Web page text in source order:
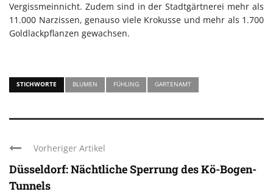
Vergissmeinnicht. Zudem sind in der Stadtgärtnerei mehr als
11.000 Narzissen, genauso viele Krokusse und mehr als 1.700
Goldlackpflanzen gewachsen.
STICHWORTE BLUMEN FÜHLING GARTENAMT
Vorheriger Artikel
Düsseldorf: Nächtliche Sperrung des Kö-Bogen-
Tunnels